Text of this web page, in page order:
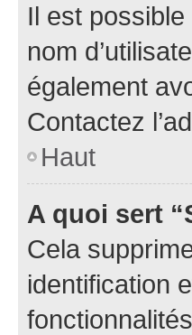
Il est
nom
également
Contactez
Haut
A quoi sert
Cela
identification